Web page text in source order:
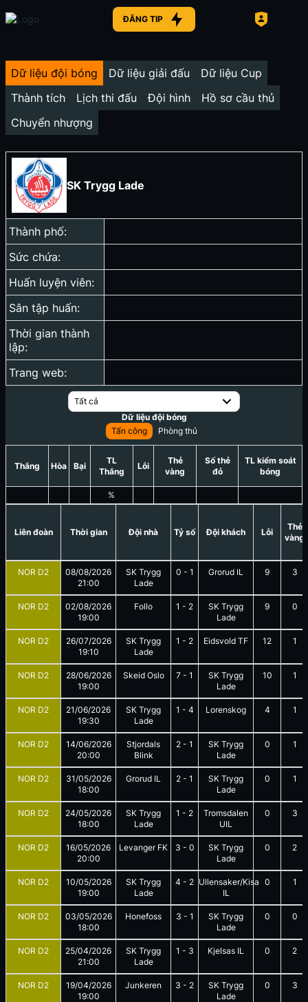
ĐĂNG TIP
Dữ liệu đội bóng Dữ liệu giải đấu
Dữ liệu Cup
Thành tích
Lịch thi đấu Đội hình
Hồ sơ cầu thủ
Chuyển nhượng
SK Trygg Lade
Thành phố:
Sức chứa:
Huấn luyện viên:
Sân tập huấn:
Thời gian thành
lập:
Trang web:
Tất cả
Dữ liệu đội bóng
Tấn công
Phòng thủ
Thắng Hòa Bại
TL
Thắng
%
Lỗi
Thẻ
vàng
Số thẻ
đỏ
TL kiểm soát
bóng
Liên đoàn Thời gian Đội nhà Tỷ số Đội khách Lỗi
Thẻ
vàng
NOR D2
08/08/2026
21:00
SK Trygg
Lade
0 - 1 Grorud IL 9 3
NOR D2
02/08/2026
19:00
Follo 1 - 2
SK Trygg
Lade
9 0
NOR D2
26/07/2026
19:10
SK Trygg
Lade
1 - 2 Eidsvold TF 12 1
NOR D2
28/06/2026
19:00
Skeid Oslo 7 - 1
SK Trygg
Lade
10 1
NOR D2
21/06/2026
19:30
SK Trygg
Lade
1 - 4 Lorenskog 4 1
NOR D2
14/06/2026
20:00
Stjordals
Blink
2 - 1
SK Trygg
Lade
0 1
NOR D2
31/05/2026
18:00
Grorud IL 2 - 1
SK Trygg
Lade
0 1
NOR D2
24/05/2026
18:00
SK Trygg
Lade
1 - 2
Tromsdalen
UIL
0 3
NOR D2
16/05/2026
20:00
Levanger FK 3 - 0
SK Trygg
Lade
0 2
NOR D2
10/05/2026
19:00
SK Trygg
Lade
4 - 2 Ullensaker/Kisa
IL
0 1
NOR D2
03/05/2026
18:00
Honefoss 3 - 1
SK Trygg
Lade
0 0
NOR D2
25/04/2026
21:00
SK Trygg
Lade
1 - 3 Kjelsas IL 0 2
NOR D2
19/04/2026
19:00
Junkeren 3 - 2
SK Trygg
Lade
0 3